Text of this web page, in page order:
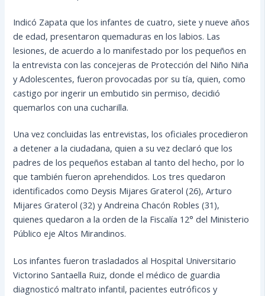
Indicó Zapata que los infantes de cuatro, siete y nueve años
de edad, presentaron quemaduras en los labios. Las
lesiones, de acuerdo a lo manifestado por los pequeños en
la entrevista con las concejeras de Protección del Niño Niña
y Adolescentes, fueron provocadas por su tía, quien, como
castigo por ingerir un embutido sin permiso, decidió
quemarlos con una cucharilla.
Una vez concluidas las entrevistas, los oficiales procedieron
a detener a la ciudadana, quien a su vez declaró que los
padres de los pequeños estaban al tanto del hecho, por lo
que también fueron aprehendidos. Los tres quedaron
identificados como Deysis Mijares Graterol (26), Arturo
Mijares Graterol (32) y Andreina Chacón Robles (31),
quienes quedaron a la orden de la Fiscalía 12° del Ministerio
Público eje Altos Mirandinos.
Los infantes fueron trasladados al Hospital Universitario
Victorino Santaella Ruiz, donde el médico de guardia
diagnosticó maltrato infantil, pacientes eutróficos y